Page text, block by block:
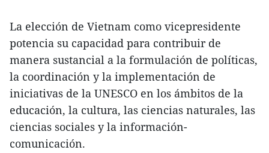
La elección de Vietnam como vicepresidente
potencia su capacidad para contribuir de
manera sustancial a la formulación de políticas,
la coordinación y la implementación de
iniciativas de la UNESCO en los ámbitos de la
educación, la cultura, las ciencias naturales, las
ciencias sociales y la información-
comunicación.